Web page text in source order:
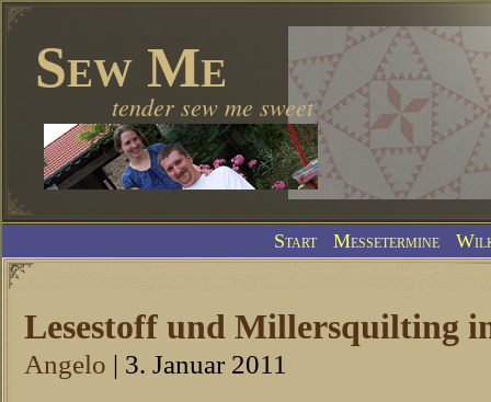
Sew Me
tender sew me sweet
Start Messetermine
Lesestoff und Millersquilting
Angelo | 3. Januar 2011